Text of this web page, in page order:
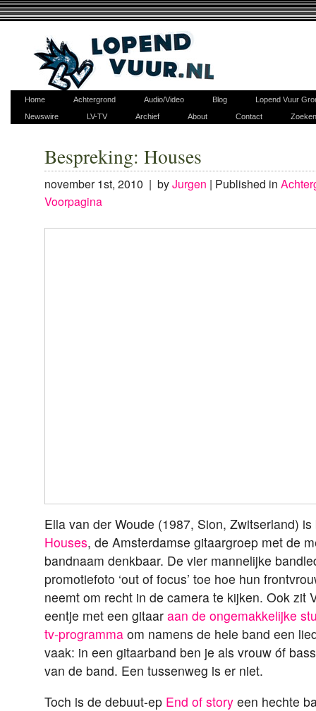
Home Achtergrond Audio/Video Blog
Lopend Vuur
Newswire
LV-TV Archief About Contact Zoeken
Bespreking: Houses
november 1st, 2010 | byJurgen | Published in
Voorpagina
Ella van der Woude (1987, Sion, Zwitserland)
Houses, de Amsterdamse gitaargroep met de
bandnaam denkbaar. De vier mannelijke
promotiefoto ‘out of focus’ toe hoe hun
neemt om recht in de camera te kijken. Ook zit
eentje met een gitaar aan de ongemakkelijke
tv-programma om namens de hele band een
vaak: in een gitaarband ben je als vrouw óf
van de band. Een tussenweg is er niet.
Toch is de debuut-ep End of story een hechte